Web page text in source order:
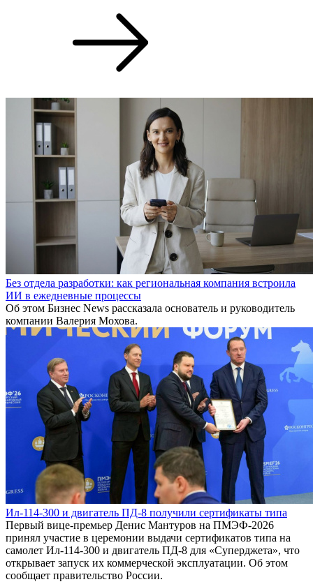
Без отдела разработки: как региональная компания встроила
ИИ в ежедневные процессы
Об этом Бизнес News рассказала основатель и руководитель
компании Валерия Мохова.
Ил-114-300 и двигатель ПД-8 получили сертификаты типа
Первый вице-премьер Денис Мантуров на ПМЭФ-2026
принял участие в церемонии выдачи сертификатов типа на
самолет Ил-114-300 и двигатель ПД-8 для «Суперджета», что
открывает запуск их коммерческой эксплуатации. Об этом
сообщает правительство России.